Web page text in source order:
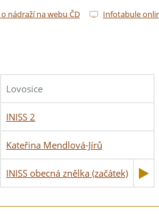
nádraží na webu ČD Infotabule
Lovosice
INISS 2
Kateřina Mendlová-Jírů
INISS obecná znělka (začátek)